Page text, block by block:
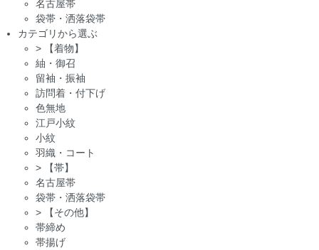
名古屋帯
袋帯・洒落袋帯
カテゴリから選ぶ
>
【着物】
紬・御召
留袖・振袖
訪問着・付下げ
色無地
江戸小紋
小紋
羽織・コート
>
【帯】
名古屋帯
袋帯・洒落袋帯
>
【その他】
帯締め
帯揚げ